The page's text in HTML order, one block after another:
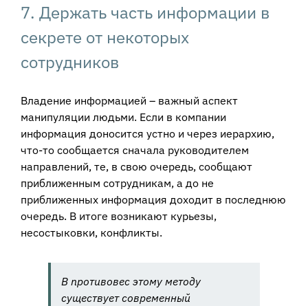
7. Держать часть информации в
секрете от некоторых
сотрудников
Владение информацией – важный аспект
манипуляции людьми. Если в компании
информация доносится устно и через иерархию,
что-то сообщается сначала руководителем
направлений, те, в свою очередь, сообщают
приближенным сотрудникам, а до не
приближенных информация доходит в последнюю
очередь. В итоге возникают курьезы,
несостыковки, конфликты.
В противовес этому методу
существует современный